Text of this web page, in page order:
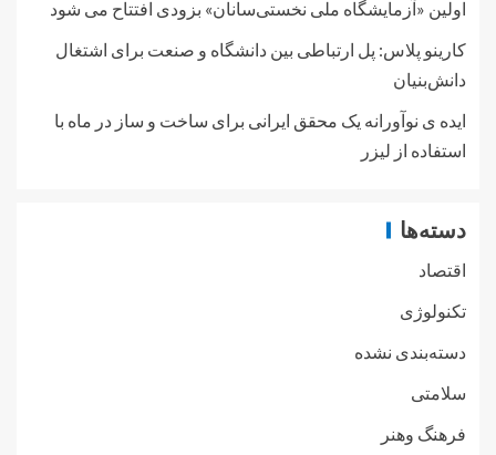
اولین «آزمایشگاه ملی نخستی‌سانان» بزودی افتتاح می شود
کارینو پلاس: پل ارتباطی بین دانشگاه و صنعت برای اشتغال
دانش‌بنیان
ایده ی نوآورانه یک محقق ایرانی برای ساخت و ساز در ماه با
استفاده از لیزر
دسته‌ها
اقتصاد
تکنولوژی
دسته‌بندی نشده
سلامتی
فرهنگ وهنر